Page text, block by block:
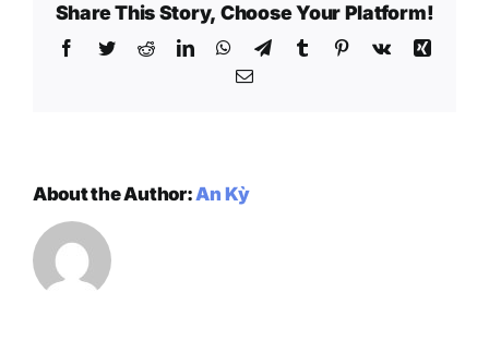
Share This Story, Choose Your Platform!
Facebook
TwitterRedditLinkedInWhatsApp
TelegramTumblr Pinterest
Vk
Xing
Email
About the Author: An Kỳ